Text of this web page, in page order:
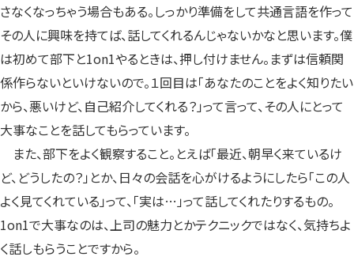
さなくなっちゃう場合もある。しっかり準備をして共通言語を作って
その人に興味を持てば、話してくれるんじゃないかなと思います。僕
は初めて部下と1on1やるときは、押し付けません。まずは信頼関
係作らないといけないので。１回目は「あなたのことをよく知りたい
から、悪いけど、自己紹介してくれる？」って言って、その人にとって
大事なことを話してもらっています。
また、部下をよく観察すること。とえば「最近、朝早く来ているけ
ど、どうしたの？」とか、日々の会話を心がけるようにしたら「この人
よく見てくれている」って、「実は…」って話してくれたりするもの。
1on1で大事なのは、上司の魅力とかテクニックではなく、気持ちよ
く話しもらうことですから。